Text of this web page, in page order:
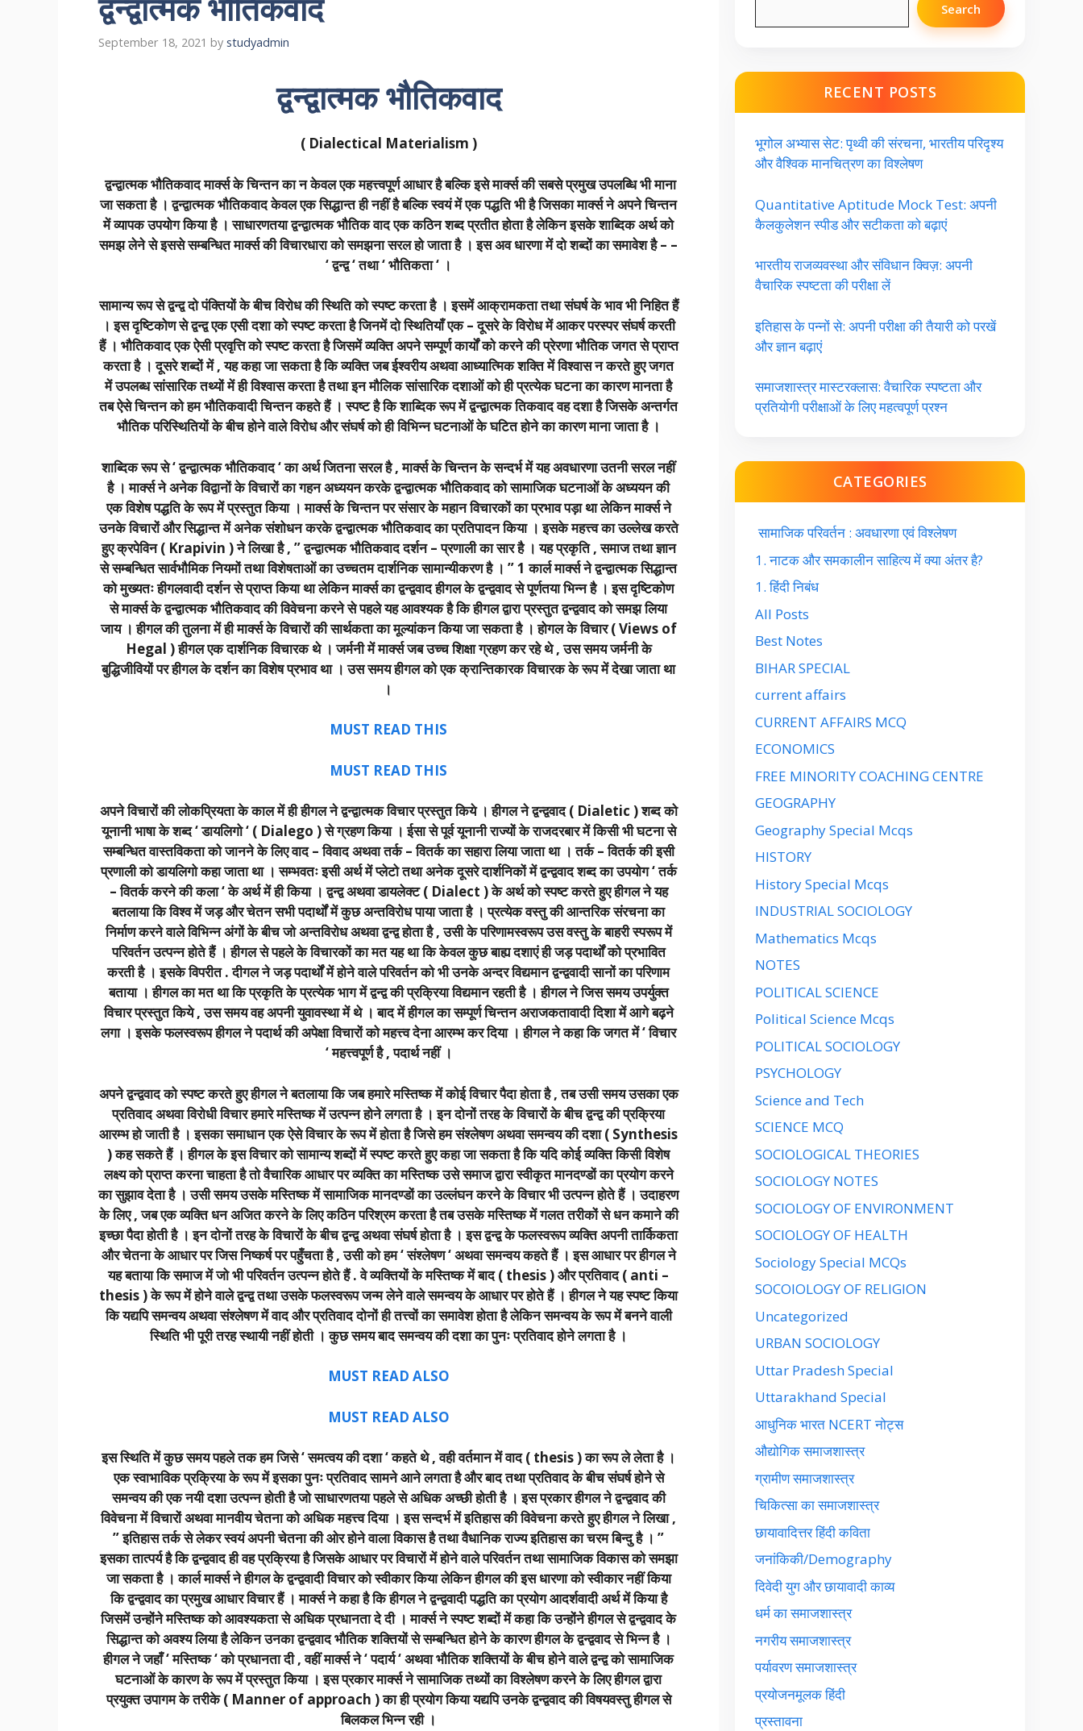
September 18, 2021 by studyadmin
द्वन्द्वात्मक भौतिकवाद
( Dialectical Materialism )
द्वन्द्वात्मक भौतिकवाद मार्क्स के चिन्तन का न केवल एक महत्त्वपूर्ण आधार है बल्कि इसे मार्क्स की सबसे प्रमुख उपलब्धि भी माना
जा सकता है । द्वन्द्वात्मक भौतिकवाद केवल एक सिद्धान्त ही नहीं है बल्कि स्वयं में एक पद्धति भी है जिसका मार्क्स ने अपने चिन्तन
में व्यापक उपयोग किया है । साधारणतया द्वन्द्वात्मक भौतिक वाद एक कठिन शब्द प्रतीत होता है लेकिन इसके शाब्दिक अर्थ को
समझ लेने से इससे सम्बन्धित मार्क्स की विचारधारा को समझना सरल हो जाता है । इस अव धारणा में दो शब्दों का समावेश है – –
‘ द्वन्द्व ‘ तथा ‘ भौतिकता ‘ ।
सामान्य रूप से द्वन्द्व दो पंक्तियों के बीच विरोध की स्थिति को स्पष्ट करता है । इसमें आक्रामकता तथा संघर्ष के भाव भी निहित हैं
। इस दृष्टिकोण से द्वन्द्व एक एसी दशा को स्पष्ट करता है जिनमें दो स्थितियाँ एक – दूसरे के विरोध में आकर परस्पर संघर्ष करती
हैं । भौतिकवाद एक ऐसी प्रवृत्ति को स्पष्ट करता है जिसमें व्यक्ति अपने सम्पूर्ण कार्यों को करने की प्रेरणा भौतिक जगत से प्राप्त
करता है । दूसरे शब्दों में , यह कहा जा सकता है कि व्यक्ति जब ईश्वरीय अथवा आध्यात्मिक शक्ति में विश्वास न करते हुए जगत
में उपलब्ध सांसारिक तथ्यों में ही विश्वास करता है तथा इन मौलिक सांसारिक दशाओं को ही प्रत्येक घटना का कारण मानता है
तब ऐसे चिन्तन को हम भौतिकवादी चिन्तन कहते हैं । स्पष्ट है कि शाब्दिक रूप में द्वन्द्वात्मक तिकवाद वह दशा है जिसके अन्तर्गत
भौतिक परिस्थितियों के बीच होने वाले विरोध और संघर्ष को ही विभिन्न घटनाओं के घटित होने का कारण माना जाता है ।
शाब्दिक रूप से ‘ द्वन्द्वात्मक भौतिकवाद ‘ का अर्थ जितना सरल है , मार्क्स के चिन्तन के सन्दर्भ में यह अवधारणा उतनी सरल नहीं
है । मार्क्स ने अनेक विद्वानों के विचारों का गहन अध्ययन करके द्वन्द्वात्मक भौतिकवाद को सामाजिक घटनाओं के अध्ययन की
एक विशेष पद्धति के रूप में प्रस्तुत किया । मार्क्स के चिन्तन पर संसार के महान विचारकों का प्रभाव पड़ा था लेकिन मार्क्स ने
उनके विचारों और सिद्धान्त में अनेक संशोधन करके द्वन्द्वात्मक भौतिकवाद का प्रतिपादन किया । इसके महत्त्व का उल्लेख करते
हुए क्रपेविन ( Krapivin ) ने लिखा है , ” द्वन्द्वात्मक भौतिकवाद दर्शन – प्रणाली का सार है । यह प्रकृति , समाज तथा ज्ञान
से सम्बन्धित सार्वभौमिक नियमों तथा विशेषताओं का उच्चतम दार्शनिक सामान्यीकरण है । ” 1 कार्ल मार्क्स ने द्वन्द्वात्मक सिद्धान्त
को मुख्यतः हीगलवादी दर्शन से प्राप्त किया था लेकिन मार्क्स का द्वन्द्ववाद हीगल के द्वन्द्ववाद से पूर्णतया भिन्न है । इस दृष्टिकोण
से मार्क्स के द्वन्द्वात्मक भौतिकवाद की विवेचना करने से पहले यह आवश्यक है कि हीगल द्वारा प्रस्तुत द्वन्द्ववाद को समझ लिया
जाय । हीगल की तुलना में ही मार्क्स के विचारों की सार्थकता का मूल्यांकन किया जा सकता है । होगल के विचार ( Views of
Hegal ) हीगल एक दार्शनिक विचारक थे । जर्मनी में मार्क्स जब उच्च शिक्षा ग्रहण कर रहे थे , उस समय जर्मनी के
बुद्धिजीवियों पर हीगल के दर्शन का विशेष प्रभाव था । उस समय हीगल को एक क्रान्तिकारक विचारक के रूप में देखा जाता था
।
MUST READ THIS
MUST READ THIS
अपने विचारों की लोकप्रियता के काल में ही हीगल ने द्वन्द्वात्मक विचार प्रस्तुत किये । हीगल ने द्वन्द्ववाद ( Dialetic ) शब्द को
यूनानी भाषा के शब्द ‘ डायलिगो ‘ ( Dialego ) से ग्रहण किया । ईसा से पूर्व यूनानी राज्यों के राजदरबार में किसी भी घटना से
सम्बन्धित वास्तविकता को जानने के लिए वाद – विवाद अथवा तर्क – वितर्क का सहारा लिया जाता था । तर्क – वितर्क की इसी
प्रणाली को डायलिगो कहा जाता था । सम्भवतः इसी अर्थ में प्लेटो तथा अनेक दूसरे दार्शनिकों में द्वन्द्ववाद शब्द का उपयोग ‘ तर्क
– वितर्क करने की कला ‘ के अर्थ में ही किया । द्वन्द्व अथवा डायलेक्ट ( Dialect ) के अर्थ को स्पष्ट करते हुए हीगल ने यह
बतलाया कि विश्व में जड़ और चेतन सभी पदार्थों में कुछ अन्तविरोध पाया जाता है । प्रत्येक वस्तु की आन्तरिक संरचना का
निर्माण करने वाले विभिन्न अंगों के बीच जो अन्तविरोध अथवा द्वन्द्व होता है , उसी के परिणामस्वरूप उस वस्तु के बाहरी स्परूप में
परिवर्तन उत्पन्न होते हैं । हीगल से पहले के विचारकों का मत यह था कि केवल कुछ बाह्य दशाएं ही जड़ पदार्थों को प्रभावित
करती है । इसके विपरीत . दीगल ने जड़ पदार्थों में होने वाले परिवर्तन को भी उनके अन्दर विद्यमान द्वन्द्ववादी सानों का परिणाम
बताया । हीगल का मत था कि प्रकृति के प्रत्येक भाग में द्वन्द्व की प्रक्रिया विद्यमान रहती है । हीगल ने जिस समय उपर्युक्त
विचार प्रस्तुत किये , उस समय वह अपनी युवावस्था में थे । बाद में हीगल का सम्पूर्ण चिन्तन अराजकतावादी दिशा में आगे बढ़ने
लगा । इसके फलस्वरूप हीगल ने पदार्थ की अपेक्षा विचारों को महत्त्व देना आरम्भ कर दिया । हीगल ने कहा कि जगत में ‘ विचार
‘ महत्त्वपूर्ण है , पदार्थ नहीं ।
अपने द्वन्द्ववाद को स्पष्ट करते हुए हीगल ने बतलाया कि जब हमारे मस्तिष्क में कोई विचार पैदा होता है , तब उसी समय उसका एक
प्रतिवाद अथवा विरोधी विचार हमारे मस्तिष्क में उत्पन्न होने लगता है । इन दोनों तरह के विचारों के बीच द्वन्द्व की प्रक्रिया
आरम्भ हो जाती है । इसका समाधान एक ऐसे विचार के रूप में होता है जिसे हम संश्लेषण अथवा समन्वय की दशा ( Synthesis
) कह सकते हैं । हीगल के इस विचार को सामान्य शब्दों में स्पष्ट करते हुए कहा जा सकता है कि यदि कोई व्यक्ति किसी विशेष
लक्ष्य को प्राप्त करना चाहता है तो वैचारिक आधार पर व्यक्ति का मस्तिष्क उसे समाज द्वारा स्वीकृत मानदण्डों का प्रयोग करने
का सुझाव देता है । उसी समय उसके मस्तिष्क में सामाजिक मानदण्डों का उल्लंघन करने के विचार भी उत्पन्न होते हैं । उदाहरण
के लिए , जब एक व्यक्ति धन अजित करने के लिए कठिन परिश्रम करता है तब उसके मस्तिष्क में गलत तरीकों से धन कमाने की
इच्छा पैदा होती है । इन दोनों तरह के विचारों के बीच द्वन्द्व अथवा संघर्ष होता है । इस द्वन्द्व के फलस्वरूप व्यक्ति अपनी तार्किकता
और चेतना के आधार पर जिस निष्कर्ष पर पहुँचता है , उसी को हम ‘ संश्लेषण ‘ अथवा समन्वय कहते हैं । इस आधार पर हीगल ने
यह बताया कि समाज में जो भी परिवर्तन उत्पन्न होते हैं . वे व्यक्तियों के मस्तिष्क में बाद ( thesis ) और प्रतिवाद ( anti –
thesis ) के रूप में होने वाले द्वन्द्व तथा उसके फलस्वरूप जन्म लेने वाले समन्वय के आधार पर होते हैं । हीगल ने यह स्पष्ट किया
कि यद्यपि समन्वय अथवा संश्लेषण में वाद और प्रतिवाद दोनों ही तत्त्वों का समावेश होता है लेकिन समन्वय के रूप में बनने वाली
स्थिति भी पूरी तरह स्थायी नहीं होती । कुछ समय बाद समन्वय की दशा का पुनः प्रतिवाद होने लगता है ।
MUST READ ALSO
MUST READ ALSO
इस स्थिति में कुछ समय पहले तक हम जिसे ‘ समत्वय की दशा ‘ कहते थे , वही वर्तमान में वाद ( thesis ) का रूप ले लेता है ।
एक स्वाभाविक प्रक्रिया के रूप में इसका पुनः प्रतिवाद सामने आने लगता है और बाद तथा प्रतिवाद के बीच संघर्ष होने से
समन्वय की एक नयी दशा उत्पन्न होती है जो साधारणतया पहले से अधिक अच्छी होती है । इस प्रकार हीगल ने द्वन्द्ववाद की
विवेचना में विचारों अथवा मानवीय चेतना को अधिक महत्त्व दिया । इस सन्दर्भ में इतिहास की विवेचना करते हुए हीगल ने लिखा ,
” इतिहास तर्क से लेकर स्वयं अपनी चेतना की ओर होने वाला विकास है तथा वैधानिक राज्य इतिहास का चरम बिन्दु है । ”
इसका तात्पर्य है कि द्वन्द्ववाद ही वह प्रक्रिया है जिसके आधार पर विचारों में होने वाले परिवर्तन तथा सामाजिक विकास को समझा
जा सकता है । कार्ल मार्क्स ने हीगल के द्वन्द्ववादी विचार को स्वीकार किया लेकिन हीगल की इस धारणा को स्वीकार नहीं किया
कि द्वन्द्ववाद का प्रमुख आधार विचार हैं । मार्क्स ने कहा है कि हीगल ने द्वन्द्ववादी पद्धति का प्रयोग आदर्शवादी अर्थ में किया है
जिसमें उन्होंने मस्तिष्क को आवश्यकता से अधिक प्रधानता दे दी । मार्क्स ने स्पष्ट शब्दों में कहा कि उन्होंने हीगल से द्वन्द्ववाद के
सिद्धान्त को अवश्य लिया है लेकिन उनका द्वन्द्ववाद भौतिक शक्तियों से सम्बन्धित होने के कारण हीगल के द्वन्द्ववाद से भिन्न है ।
हीगल ने जहाँ ‘ मस्तिष्क ‘ को प्रधानता दी , वहीं मार्क्स ने ‘ पदार्य ‘ अथवा भौतिक शक्तियों के बीच होने वाले द्वन्द्व को सामाजिक
घटनाओं के कारण के रूप में प्रस्तुत किया । इस प्रकार मार्क्स ने सामाजिक तथ्यों का विश्लेषण करने के लिए हीगल द्वारा
प्रयुक्त उपागम के तरीके ( Manner of approach ) का ही प्रयोग किया यद्यपि उनके द्वन्द्ववाद की विषयवस्तु हीगल से
बिलकल भिन्न रही ।
Search
RECENT POSTS
भूगोल अभ्यास सेट: पृथ्वी की संरचना, भारतीय परिदृश्य
और वैश्विक मानचित्रण का विश्लेषण
Quantitative Aptitude Mock Test: अपनी
कैलकुलेशन स्पीड और सटीकता को बढ़ाएं
भारतीय राजव्यवस्था और संविधान क्विज़: अपनी
वैचारिक स्पष्टता की परीक्षा लें
इतिहास के पन्नों से: अपनी परीक्षा की तैयारी को परखें
और ज्ञान बढ़ाएं
समाजशास्त्र मास्टरक्लास: वैचारिक स्पष्टता और
प्रतियोगी परीक्षाओं के लिए महत्वपूर्ण प्रश्न
CATEGORIES
सामाजिक परिवर्तन : अवधारणा एवं विश्लेषण
1. नाटक और समकालीन साहित्य में क्या अंतर है?
1. हिंदी निबंध
All Posts
Best Notes
BIHAR SPECIAL
current affairs
CURRENT AFFAIRS MCQ
ECONOMICS
FREE MINORITY COACHING CENTRE
GEOGRAPHY
Geography Special Mcqs
HISTORY
History Special Mcqs
INDUSTRIAL SOCIOLOGY
Mathematics Mcqs
NOTES
POLITICAL SCIENCE
Political Science Mcqs
POLITICAL SOCIOLOGY
PSYCHOLOGY
Science and Tech
SCIENCE MCQ
SOCIOLOGICAL THEORIES
SOCIOLOGY NOTES
SOCIOLOGY OF ENVIRONMENT
SOCIOLOGY OF HEALTH
Sociology Special MCQs
SOCOIOLOGY OF RELIGION
Uncategorized
URBAN SOCIOLOGY
Uttar Pradesh Special
Uttarakhand Special
आधुनिक भारत NCERT नोट्स
औद्योगिक समाजशास्त्र
ग्रामीण समाजशास्त्र
चिकित्सा का समाजशास्त्र
छायावादित्तर हिंदी कविता
जनांकिकी/Demography
दिवेदी युग और छायावादी काव्य
धर्म का समाजशास्त्र
नगरीय समाजशास्त्र
पर्यावरण समाजशास्त्र
प्रयोजनमूलक हिंदी
प्रस्तावना